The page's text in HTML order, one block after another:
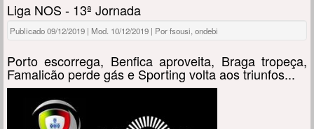
Liga NOS - 13ª Jornada
Publicado 09/12/2019 | Mod. 10/12/2019 | Por fsousi, ondebi
Porto escorrega, Benfica aproveita, Braga tropeça,
Famalicão perde gás e Sporting volta aos triunfos...